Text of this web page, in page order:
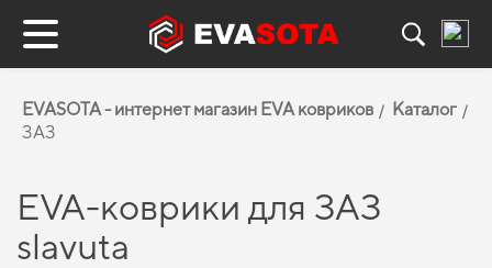
EVASOTA - интернет магазин EVA ковриков
Каталог
ЗАЗ
EVA-коврики для ЗАЗ
slavuta